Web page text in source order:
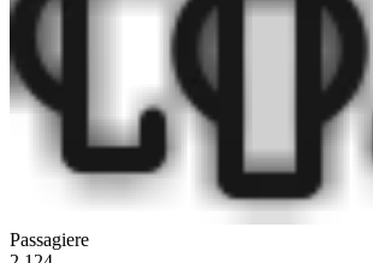
Passagiere